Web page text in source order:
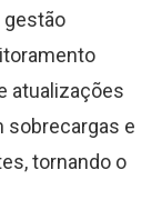
gestão
atualizações
sobrecargas e
tornando o